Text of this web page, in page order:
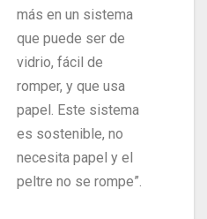
más en un sistema
que puede ser de
vidrio, fácil de
romper, y que usa
papel. Este sistema
es sostenible, no
necesita papel y el
peltre no se rompe”.